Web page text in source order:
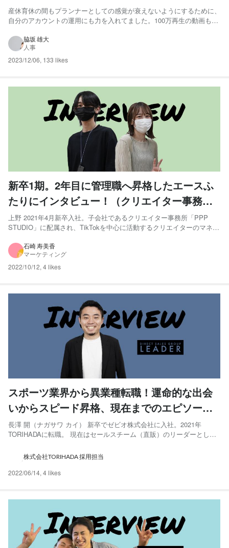
産休育休の間もプランナーとしての感覚が衰えないようにするために、
自分のアカウントの運用にも力を入れてました。100万再生の動画も何
でも、育休前に仕事を教えてた子が昇格していて、その子から仕事を教
脇坂 雄大
人事
2023/12/06, 133 likes
新卒1期。2年目に管理職へ昇格したエースふ
たりにインタビュー！（クリエイター事務所
配属）
上野 2021年4月新卒入社。子会社であるクリエイター事務所「PPP
STUDIO」に配属され、TikTokを中心に活動するクリエイターのマネー
アカウント運用にも携わるコンテンツチームでリーダーを務め、2022
年10月よりクリエ...
石崎 寿美香
マーケティング
2022/10/12, 4 likes
スポーツ業界から異業種転職！運命的な出会
いからスピード昇格、現在までのエピソー
ド。（社員インタビュー）
長澤 開（ナガサワ カイ） 新卒でゼビオ株式会社に入社。2021年
TORIHADAに転職。 現在はセールスチーム（直販）のリーダーとして
入社した会社、前職のご経験を教えてください！ 2016年に新卒でゼビ
オ株式会社に入社しました。 学生時代に水...
株式会社TORIHADA 採用担当
2022/06/14, 4 likes